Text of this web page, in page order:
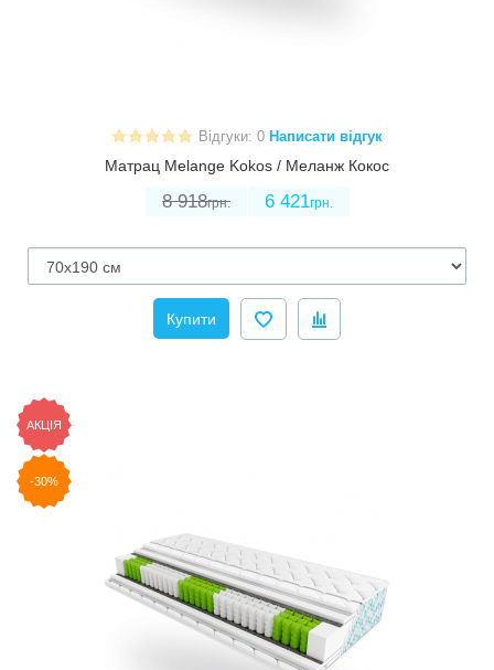
Відгуки: 0 Написати відгук
Матрац Melange Kokos / Меланж Кокос
8 918грн. 6 421грн.
Купити
АКЦІЯ
-30%